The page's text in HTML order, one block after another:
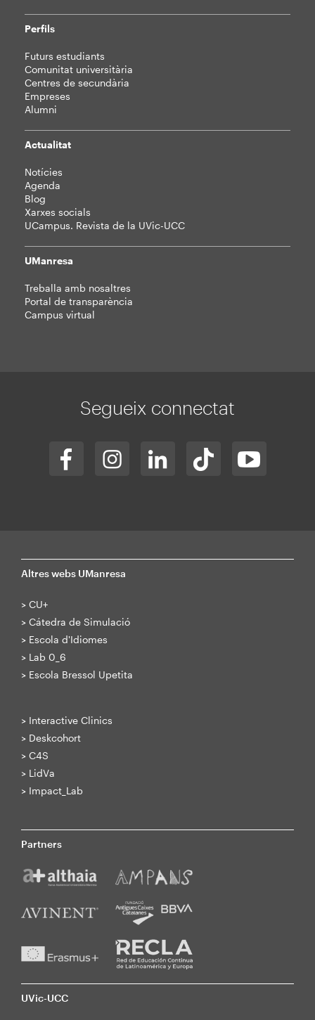
Perfils
Futurs estudiants
Comunitat universitària
Centres de secundària
Empreses
Alumni
Actualitat
Notícies
Agenda
Blog
Xarxes socials
UCampus. Revista de la UVic-UCC
UManresa
Treballa amb nosaltres
Portal de transparència
Campus virtual
Segueix connectat
Altres webs UManresa
> CU+
> Cátedra de Simulació
> Escola d'Idiomes
> Lab 0_6
> Escola Bressol Upetita
> Interactive Clinics
> Deskcohort
> C4S
> LidVa
> Impact_Lab
Partners
UVic-UCC